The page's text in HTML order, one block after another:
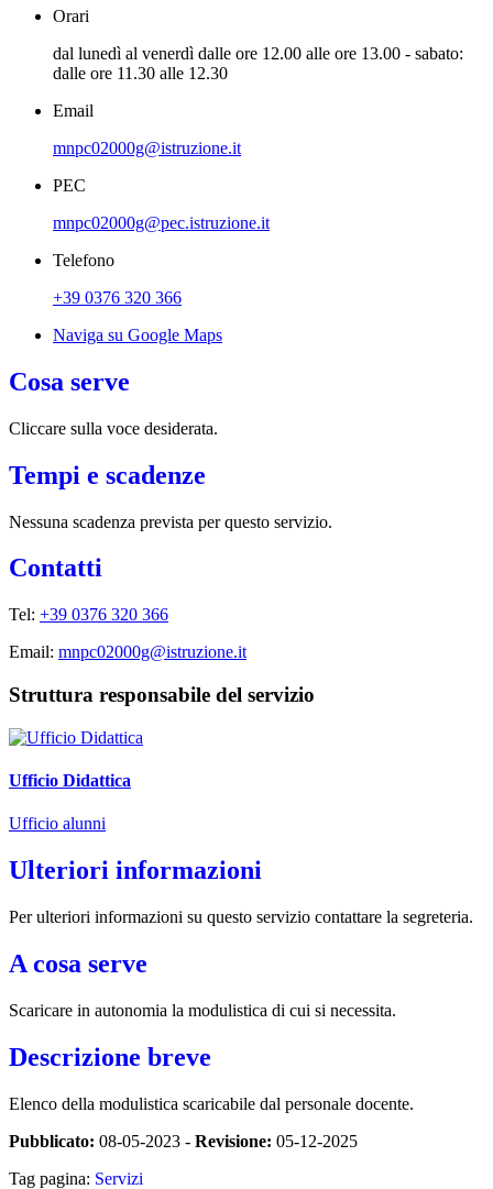
Orari
dal lunedì al venerdì dalle ore 12.00 alle ore 13.00 - sabato:
dalle ore 11.30 alle 12.30
Email
mnpc02000g@istruzione.it
PEC
mnpc02000g@pec.istruzione.it
Telefono
+39 0376 320 366
Naviga su Google Maps
Cosa serve
Cliccare sulla voce desiderata.
Tempi e scadenze
Nessuna scadenza prevista per questo servizio.
Contatti
Tel: +39 0376 320 366
Email: mnpc02000g@istruzione.it
Struttura responsabile del servizio
Ufficio Didattica
Ufficio alunni
Ulteriori informazioni
Per ulteriori informazioni su questo servizio contattare la segreteria.
A cosa serve
Scaricare in autonomia la modulistica di cui si necessita.
Descrizione breve
Elenco della modulistica scaricabile dal personale docente.
Pubblicato: 08-05-2023 - Revisione: 05-12-2025
Tag pagina: Servizi